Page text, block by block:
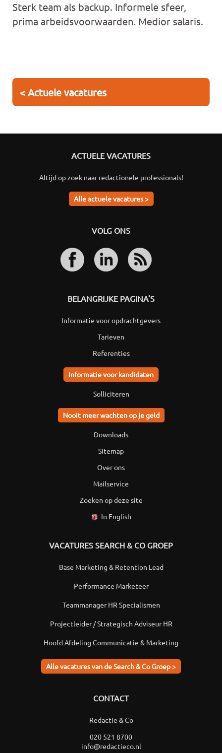
Sterk team als backup. Informele sfeer,
prima arbeidsvoorwaarden. Medior salaris.
< Actuele vacatures
ACTUELE VACATURES
Altijd op zoek naar redactionele professionals!
Alle actuele vacatures >
VOLG ONS
BELANGRIJKE PAGINA'S
Informatie voor opdrachtgevers
Tarieven
Referenties
Informatie voor kandidaten
Solliciteren
Nooit meer wachten op je geld
Downloads
Sitemap
Over ons
Mailservice
Zoeken op deze site
In English
VACATURES SEARCH & CO GROEP
Base Marketing & Retention Lead
Performance Marketeer
Teammanager HR Specialismen
Projectleider / Strategisch Adviseur HR
Hoofd Afdeling Communicatie & Marketing
Alle vacatures van de Search & Co Groep >
CONTACT
Redactie & Co
020 521 8700
info@redactieco.nl